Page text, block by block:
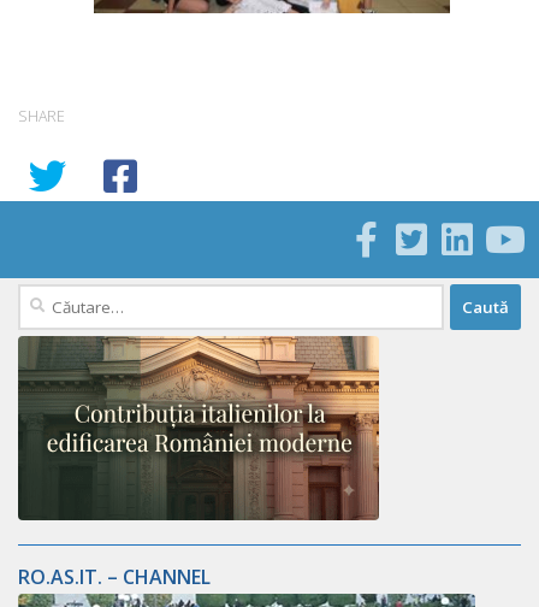
SHARE
Caută
după:
RO.AS.IT. – CHANNEL